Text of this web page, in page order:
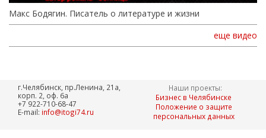
Макс Бодягин. Писатель о литературе и жизни
еще видео
г.Челябинск, пр.Ленина, 21а,
корп. 2, оф. 6а
+7 922-710-68-47
E-mail: info@itogi74.ru
Наши проекты:
Бизнес в Челябинске
Положение о защите
персональных данных